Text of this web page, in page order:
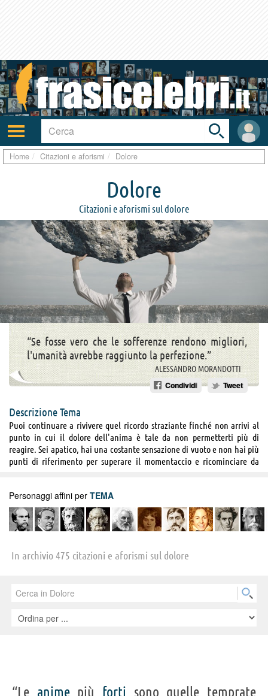
Attiva/disattiva
navigazione
User
area
Toggle
search
bar
Home Citazioni e aforismi Dolore
Dolore
Citazioni e aforismi sul dolore
“Se fosse vero che le sofferenze rendono migliori,
l'umanità avrebbe raggiunto la perfezione.”
ALESSANDRO MORANDOTTI
Condividi Tweet
Descrizione Tema
Puoi continuare a rivivere quel ricordo straziante finché non arrivi al
punto in cui il dolore dell'anima è tale da non permetterti più di
reagire. Sei apatico, hai una costante sensazione di vuoto e non hai più
punti di riferimento per superare il momentaccio e ricominciare da
pronti a sostenerti, a darti conforto anche solo con una carezza o uno
sguardo. Ora il mondo ti spaventa, chiuderti a riccio è l’unica cosa che
sai fare, tutto ciò che vuoi è rimanere da solo, in silenzio, al buio. Ti sei
barricato dietro un enorme muro di paura, non riesci più a provare
freddo, freddo nelle ossa, freddo nella mente, freddo nelle mani. La
Asseconda il dolore, poi liberatene ed infine torna a vivere.
Personaggi affini per TEMA
In archivio 475 citazioni e aforismi sul dolore
“Le animepiù forti sono quelle temprate